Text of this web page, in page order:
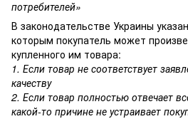
потребителей»
В законодательстве Украины
которым покупатель может
купленного им товара:
1. Если товар не соответствует
качеству
2. Если товар полностью отвечает
какой-то причине не устраивает